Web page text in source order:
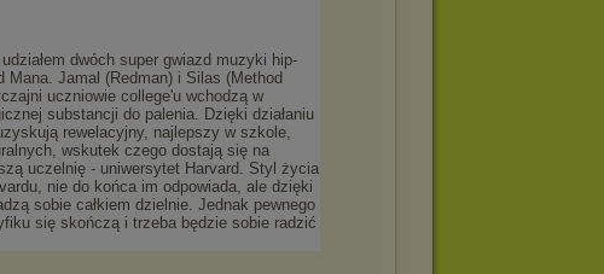
dwóch super gwiazd muzyki hip-
Mana. Jamal (Redman) i Silas (Method
uczniowie college'u wchodzą w
substancji do palenia. Dzięki działaniu
rewelacyjny, najlepszy w szkole,
wskutek czego dostają się na
uczelnię - uniwersytet Harvard. Styl życia
nie do końca im odpowiada, ale dzięki
sobie całkiem dzielnie. Jednak pewnego
się skończą i trzeba będzie sobie radzić